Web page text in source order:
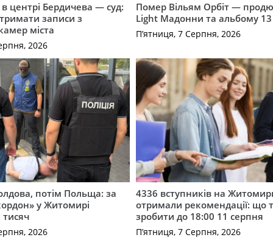
в центрі Бердичева — суд:
записи з
міста
2026
Помер Вільям Орбіт —
Light Мадонни та альбому 13
П’ятниця, 7 Серпня, 2026
потім Польща: за
у Житомирі
2026
4336 вступників на
отримали рекомендації: що
зробити до 18:00 11 серпня
П’ятниця, 7 Серпня, 2026